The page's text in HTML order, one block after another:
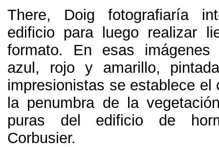
There, Doig fotografiaría
edificio para luego realizar
formato. En esas imágenes
azul, rojo y amarillo,
impresionistas se establece el
la penumbra de la
puras del edificio de
Corbusier.